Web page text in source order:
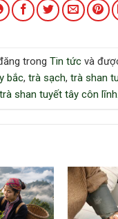
trong Tin tức và
bắc, trà sạch, trà shan
trà shan tuyết tây côn lĩnh.